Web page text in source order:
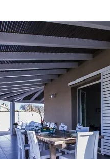
от моря находится
Рассчитана на
кортом всего в 100 м
побережье Сицилии,
Лоренцо на юго-востоке
недалеко от Ното и